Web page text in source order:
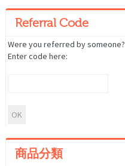
Referral Code
Were you referred by someone?
Enter code here:
商品分類